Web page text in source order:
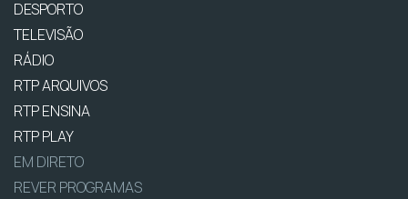
DESPORTO
TELEVISÃO
RÁDIO
RTP ARQUIVOS
RTP ENSINA
RTP PLAY
EM DIRETO
REVER PROGRAMAS